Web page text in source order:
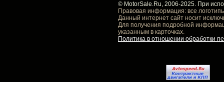
© MotorSale.Ru, 2006-2025. При
Правовая информация: все
Данный интернет сайт носит
Для получения подробной
указанным в карточках.
Политика в отношении обработки